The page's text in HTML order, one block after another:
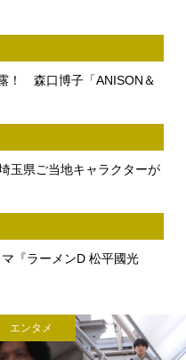
！ 森口博子「ANISON＆
玉県ご当地キャラクターが
『ラーメンD 松平國光
エンタメ